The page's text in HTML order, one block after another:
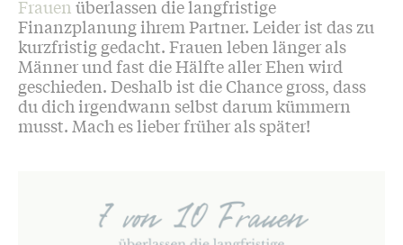
Frauen überlassen die langfristige
Finanzplanung ihrem Partner. Leider ist das zu
kurzfristig gedacht. Frauen leben länger als
Männer und fast die Hälfte aller Ehen wird
geschieden. Deshalb ist die Chance gross, dass
du dich irgendwann selbst darum kümmern
musst. Mach es lieber früher als später!